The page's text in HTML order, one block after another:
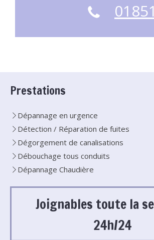
Prestations
Dépannage en urgence
Détection / Réparation de fuites
Dégorgement de canalisations
Débouchage tous conduits
Dépannage Chaudière
Joignables toute la
24h/24